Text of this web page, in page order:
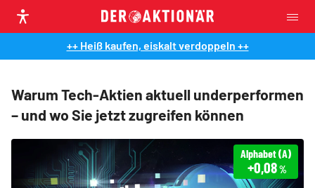
++ Heiß kaufen, eiskalt verdoppeln ++
Warum Tech-Aktien aktuell underperformen
– und wo Sie jetzt zugreifen können
Alphabet (A)
+0,08%